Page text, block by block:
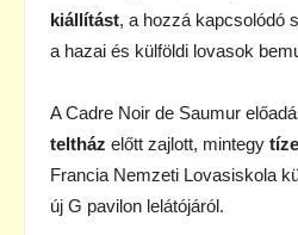
kiállítást, a hozzá kapcsolódó
a hazai és külföldi lovasok
A Cadre Noir de Saumur
teltház előtt zajlott, mintegy
Francia Nemzeti Lovasiskola
új G pavilon lelátójáról.